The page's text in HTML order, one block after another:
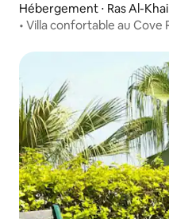
Hébergement ⋅ Ras Al-
• Villa confortable au Cove